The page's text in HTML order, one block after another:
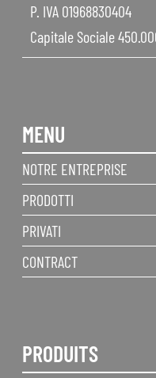
P. IVA 01968830404
Capitale Sociale
MENU
NOTRE ENTREPRISE
PRODOTTI
PRIVATI
CONTRACT
PRODUITS